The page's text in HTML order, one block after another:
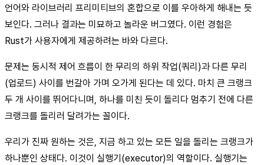
언어와 라이브러리 프리미티브의 혼합으로 이를 우아하게 해내는 듯
보인다. 그러나 결과는 미묘하고 놀라운 버그였다. 이런 경험은
Rust가 사용자에게 제공하려는 바와 다르다.
문제는 동시적 제어 흐름이 한 무리의 하위 작업(쿼리)과 다른 무리
(업로드) 사이를 번갈아 가며 오가게 된다는 데 있다. 마치 큰 크랭크
두 개 사이를 뛰어다니며, 하나를 미친 듯이 돌리다 멈추기 전에 다른
크랭크를 돌리러 달려가는 꼴이다.
우리가 진짜 원하는 것은, 지금 하고 있는 모든 일을 돌리는 크랭크가
하나뿐인 상태다. 이것이 실행기(executor)의 역할이다. 실행기는